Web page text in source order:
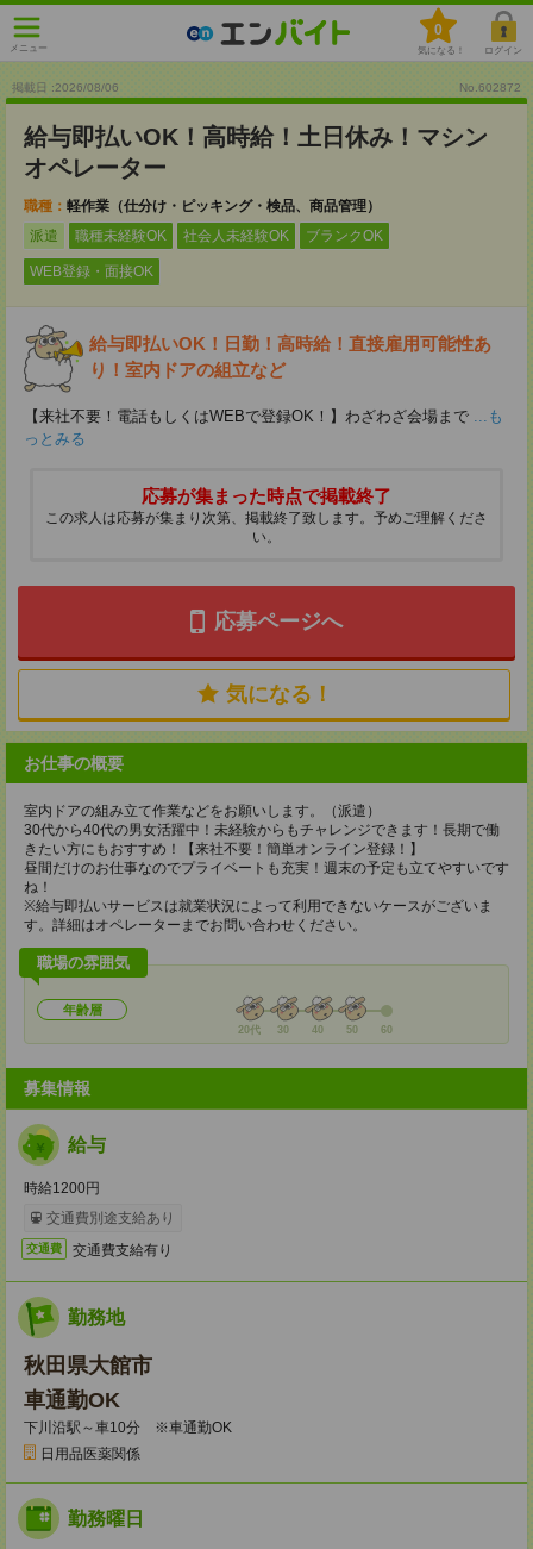
メニュー
0
気になる！ ログイン
掲載日 :2026/08/06 No.602872
給与即払いOK！高時給！土日休み！マシン
オペレーター
職種： 軽作業（仕分け・ピッキング・検品、商品管理）
派遣
職種未経験OK 社会人未経験OK ブランクOK
WEB登録・面接OK
給与即払いOK！日勤！高時給！直接雇用可能性あ
り！室内ドアの組立など
【来社不要！電話もしくはWEBで登録OK！】わざわざ会場まで ...も
っとみる
応募が集まった時点で掲載終了
この求人は応募が集まり次第、掲載終了致します。予めご理解くださ
い。
応募ページへ
気になる！
お仕事の概要
室内ドアの組み立て作業などをお願いします。（派遣）
30代から40代の男女活躍中！未経験からもチャレンジできます！長期で働
きたい方にもおすすめ！【来社不要！簡単オンライン登録！】
昼間だけのお仕事なのでプライベートも充実！週末の予定も立てやすいです
ね！
※給与即払いサービスは就業状況によって利用できないケースがございま
す。詳細はオペレーターまでお問い合わせください。
職場の雰囲気
年齢層
20代 30 40 50 60
募集情報
給与
時給1200円
交通費別途支給あり
交通費 交通費支給有り
勤務地
秋田県大館市
車通勤OK
下川沿駅～車10分 ※車通勤OK
日用品医薬関係
勤務曜日